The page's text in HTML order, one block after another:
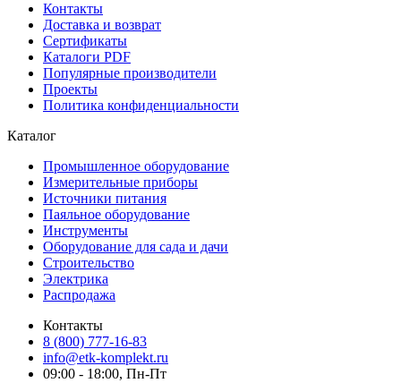
Контакты
Доставка и возврат
Сертификаты
Каталоги PDF
Популярные производители
Проекты
Политика конфиденциальности
Каталог
Промышленное оборудование
Измерительные приборы
Источники питания
Паяльное оборудование
Инструменты
Оборудование для сада и дачи
Строительство
Электрика
Распродажа
Контакты
8 (800) 777-16-83
info@etk-komplekt.ru
09:00 - 18:00, Пн-Пт